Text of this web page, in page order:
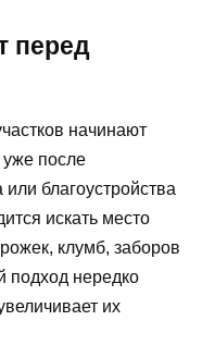
перед
начинают
после
благоустройства
искать место
клумб, заборов
подход нередко
их